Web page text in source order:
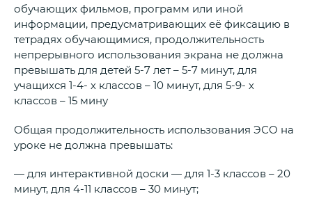
обучающих фильмов, программ или иной
информации, предусматривающих её фиксацию в
тетрадях обучающимися, продолжительность
непрерывного использования экрана не должна
превышать для детей 5-7 лет – 5-7 минут, для
учащихся 1-4- х классов – 10 минут, для 5-9- х
классов – 15 мину
Общая продолжительность использования ЭСО на
уроке не должна превышать:
— для интерактивной доски — для 1-3 классов – 20
минут, для 4-11 классов – 30 минут;